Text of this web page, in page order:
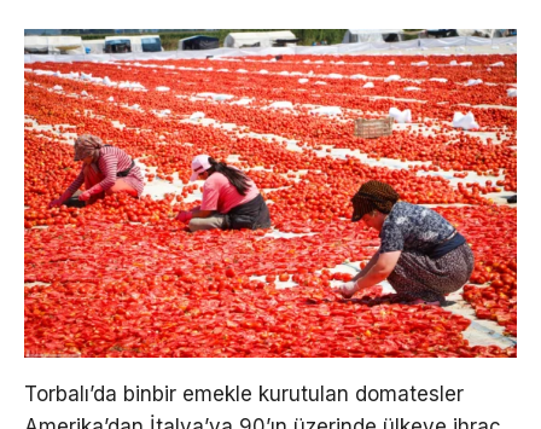
Torbalı’da binbir emekle kurutulan domatesler